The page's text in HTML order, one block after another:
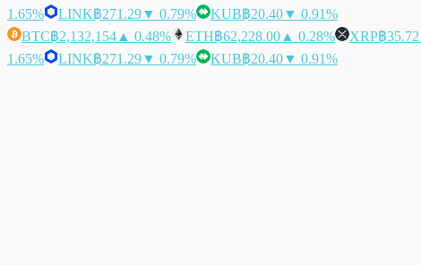
1.65%
LINK฿271.29▼ 0.79% KUB฿20.40▼ 0.91%
BTC฿2,132,154 ▲ 0.48% ETH฿62,228.00 ▲ 0.28% XRP฿35.72
1.65%
LINK฿271.29▼ 0.79% KUB฿20.40▼ 0.91%